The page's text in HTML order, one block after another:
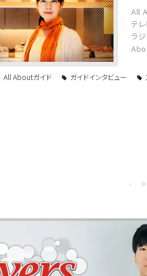
All
テ
ラ
All Aboutガイド ガイドインタビュー